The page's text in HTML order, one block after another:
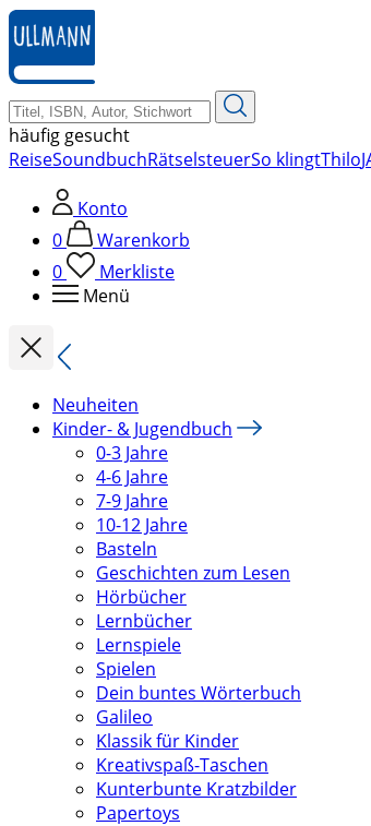
zum
Hauptinhalt
springen
häufig gesucht
ReiseSoundbuchRätselsteuerSo klingtThilo
Konto
0
Warenkorb
0
Merkliste
Menü
Neuheiten
Kinder- & Jugendbuch
0-3 Jahre
4-6 Jahre
7-9 Jahre
10-12 Jahre
Basteln
Geschichten zum Lesen
Hörbücher
Lernbücher
Lernspiele
Spielen
Dein buntes Wörterbuch
Galileo
Klassik für Kinder
Kreativspaß-Taschen
Kunterbunte Kratzbilder
Papertoys